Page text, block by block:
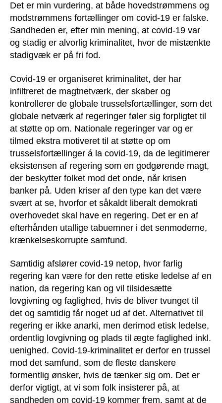
Det er min vurdering, at både hovedstrømmens og
modstrømmens fortællinger om covid-19 er falske.
Sandheden er, efter min mening, at covid-19 var
og stadig er alvorlig kriminalitet, hvor de mistænkte
stadigvæk er på fri fod.
Covid-19 er organiseret kriminalitet, der har
infiltreret de magtnetværk, der skaber og
kontrollerer de globale trusselsfortællinger, som det
globale netværk af regeringer føler sig forpligtet til
at støtte op om. Nationale regeringer var og er
tilmed ekstra motiveret til at støtte op om
trusselsfortællinger á la covid-19, da de legitimerer
eksistensen af regering som en godgørende magt,
der beskytter folket mod det onde, når krisen
banker på. Uden kriser af den type kan det være
svært at se, hvorfor et såkaldt liberalt demokrati
overhovedet skal have en regering. Det er en af
efterhånden utallige tabuemner i det senmoderne,
krænkelseskorrupte samfund.
Samtidig afslører covid-19 netop, hvor farlig
regering kan være for den rette etiske ledelse af en
nation, da regering kan og vil tilsidesætte
lovgivning og faglighed, hvis de bliver tvunget til
det og samtidig får noget ud af det. Alternativet til
regering er ikke anarki, men derimod etisk ledelse,
ordentlig lovgivning og plads til ægte faglighed inkl.
uenighed. Covid-19-kriminalitet er derfor en trussel
mod det samfund, som de fleste danskere
formentlig ønsker, hvis de tænker sig om. Det er
derfor vigtigt, at vi som folk insisterer på, at
sandheden om covid-19 kommer frem, samt at de